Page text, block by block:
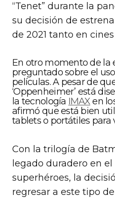
“Tenet” durante la
su decisión de
de 2021 tanto en
En otro momento de la
preguntado sobre el
películas. A pesar de
‘Oppenheimer’ está
la tecnología IMAXen
afirmó que está bien
tablets o portátiles para
Con la trilogía de
legado duradero en
superhéroes, la
regresar a este tipo